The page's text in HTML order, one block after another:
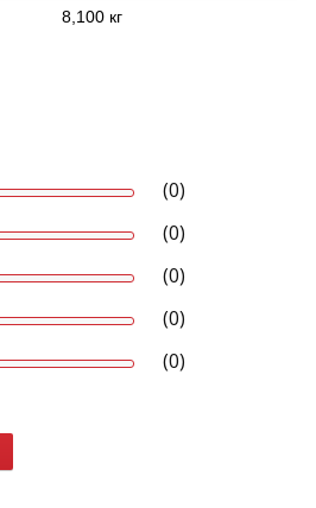
8,100 кг
(0)
(0)
(0)
(0)
(0)